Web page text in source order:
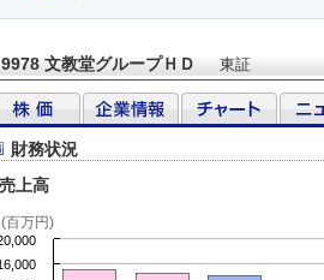
9978 文教堂グループＨＤ 東証